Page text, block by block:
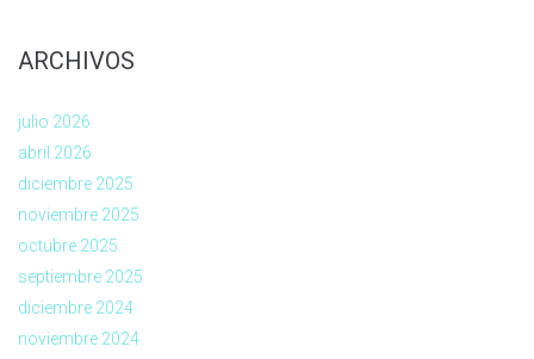
ARCHIVOS
julio 2026
abril 2026
diciembre 2025
noviembre 2025
octubre 2025
septiembre 2025
diciembre 2024
noviembre 2024